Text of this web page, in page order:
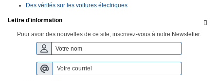
Des vérités sur les voitures électriques

Lettre d'information
Pour avoir des nouvelles de ce site, inscrivez-vous à notre Newsletter.